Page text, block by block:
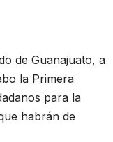
de Guanajuato, a
la Primera
para la
habrán de